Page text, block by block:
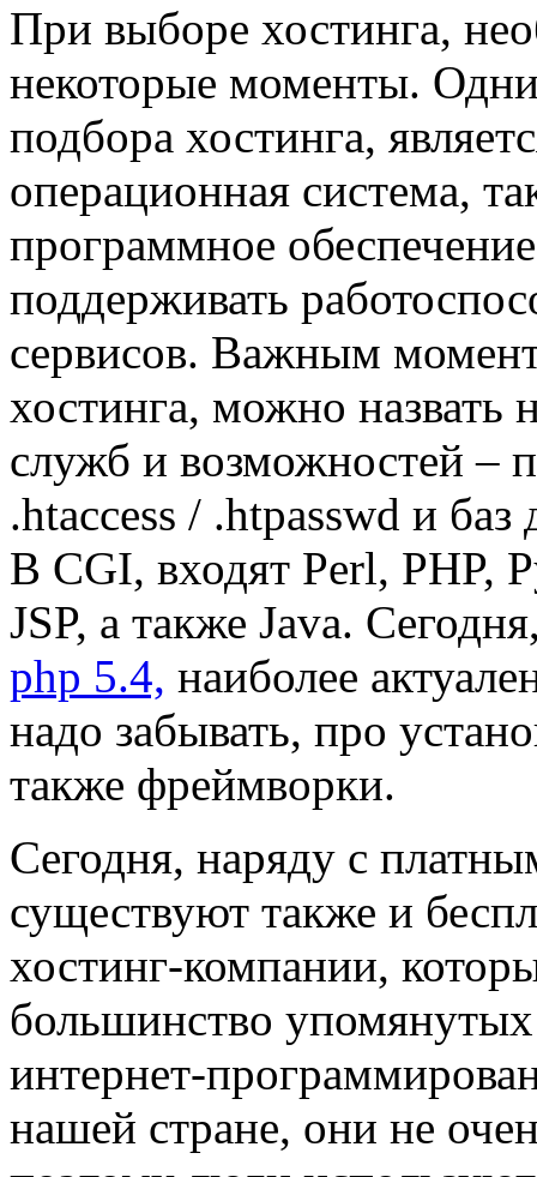
При выборе хостинга,
некоторые моменты.
подбора хостинга,
операционная система,
программное
поддерживать
сервисов. Важным
хостинга, можно назвать
служб и возможностей –
.htaccess / .htpasswd и
В CGI, входят Perl, PHP,
JSP, а также Java.
php 5.4, наиболее
надо забывать, про
также фреймворки.
Сегодня, наряду с
существуют также и
хостинг-компании,
большинство
интернет-
нашей стране, они не